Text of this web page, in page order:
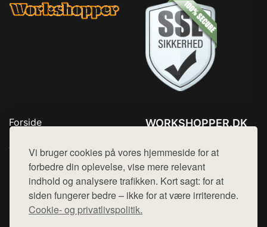
Vi bruger cookies på vores hjemmeside for at
forbedre din oplevelse, vise mere relevant
indhold og analysere trafikken. Kort sagt: for at
siden fungerer bedre – ikke for at være irriterende.
Cookie- og privatlivspolitik.
Forside
Top Rabatter
Kontakt
WORKSHOPPER.DK
Mail: hej@want.dk
Cookie- og privatlivspolitik